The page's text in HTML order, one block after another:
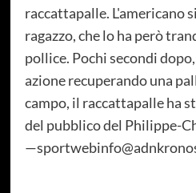
raccattapalle. L'americano
ragazzo, che lo ha però
pollice. Pochi secondi
azione recuperando una
campo, il raccattapalle ha
del pubblico del Philippe-